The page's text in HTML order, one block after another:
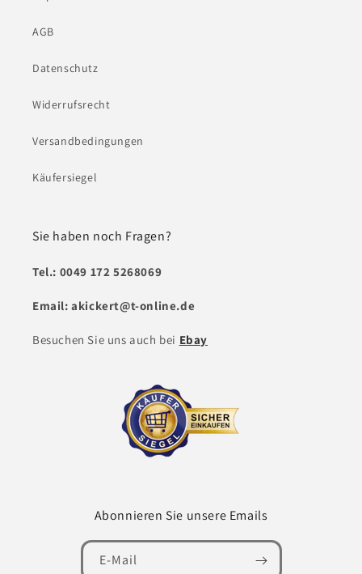
AGB
Datenschutz
Widerrufsrecht
Versandbedingungen
Käufersiegel
Sie haben noch Fragen?
Tel.: 0049 172 5268069
Email: akickert@t-online.de
Besuchen Sie uns auch bei Ebay
Abonnieren Sie unsere Emails
E-Mail